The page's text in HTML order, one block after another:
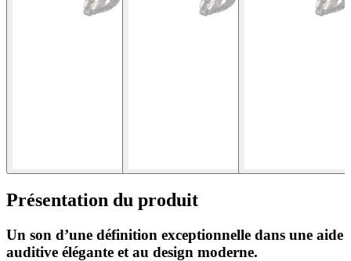
Présentation du produit
Un son d’une définition exceptionnelle dans une aide
auditive élégante et au design moderne.